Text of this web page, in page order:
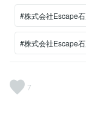
#株式会社Escape
#株式会社Escape
7